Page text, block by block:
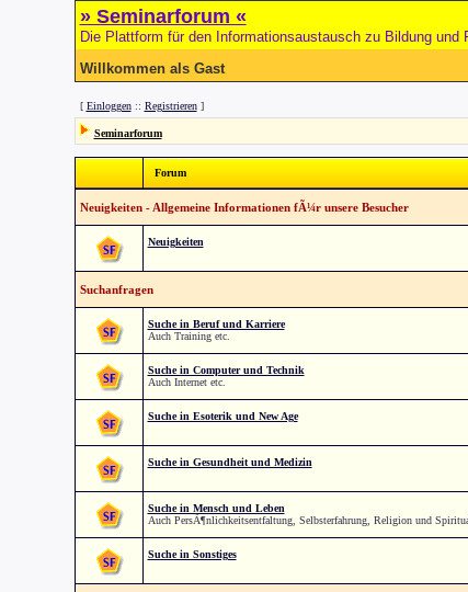
» Seminarforum «
Die Plattform für den Informationsaustausch zu Bildung und
Willkommen als Gast
[ Einloggen:: Registrieren]
Seminarforum
Forum
Neuigkeiten - Allgemeine Informationen fÃ¼r unsere Besucher
Neuigkeiten
Suchanfragen
Suche in Beruf und Karriere
Auch Training etc.
Suche in Computer und Technik
Auch Internet etc.
Suche in Esoterik und New Age
Suche in Gesundheit und Medizin
Suche in Mensch und Leben
Auch PersÃ¶nlichkeitsentfaltung, Selbsterfahrung, Religion und
Suche in Sonstiges